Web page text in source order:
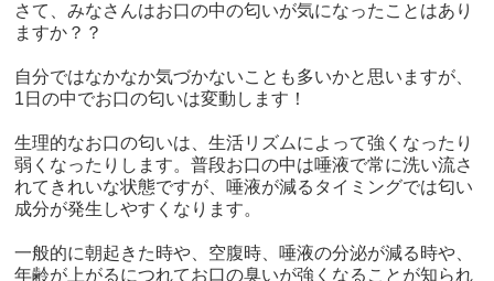
さて、みなさんはお口の中の匂いが気になったことはあり
ますか？？
自分ではなかなか気づかないことも多いかと思いますが、
1 日の中でお口の匂いは変動します！
生理的なお口の匂いは、生活リズムによって強くなったり
弱くなったりします。普段お口の中は唾液で常に洗い流さ
れてきれいな状態ですが、唾液が減るタイミングでは匂い
成分が発生しやすくなります。
一般的に朝起きた時や、空腹時、唾液の分泌が減る時や、
年齢が上がるにつれてお口の臭いが強くなることが知られ